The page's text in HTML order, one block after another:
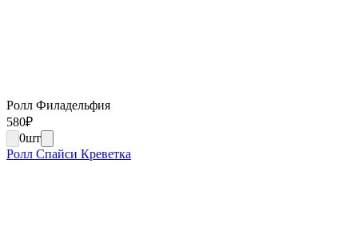
Ролл Филадельфия
580₽
0шт
Ролл Спайси Креветка